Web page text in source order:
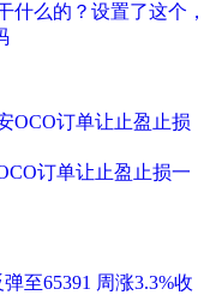
什么的？设置了这个，
订单让止盈止损一
至65391 周涨3.3%收